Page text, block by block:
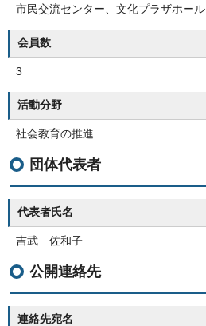
市民交流センター、文化プラザホール
会員数
3
活動分野
社会教育の推進
団体代表者
代表者氏名
吉武 佐和子
公開連絡先
連絡先宛名